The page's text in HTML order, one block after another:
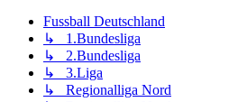
Fussball Deutschland
↳ 1.Bundesliga
↳ 2.Bundesliga
↳ 3.Liga
↳ Regionalliga Nord